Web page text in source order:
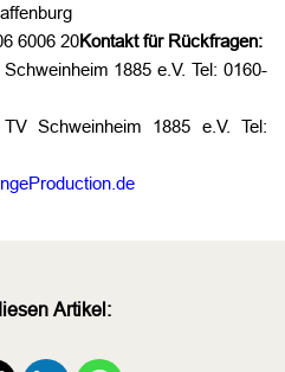
6006 20Kontakt für Rückfragen:
1885 e.V. Tel: 0160-
Schweinheim 1885 e.V. Tel:
Artikel: